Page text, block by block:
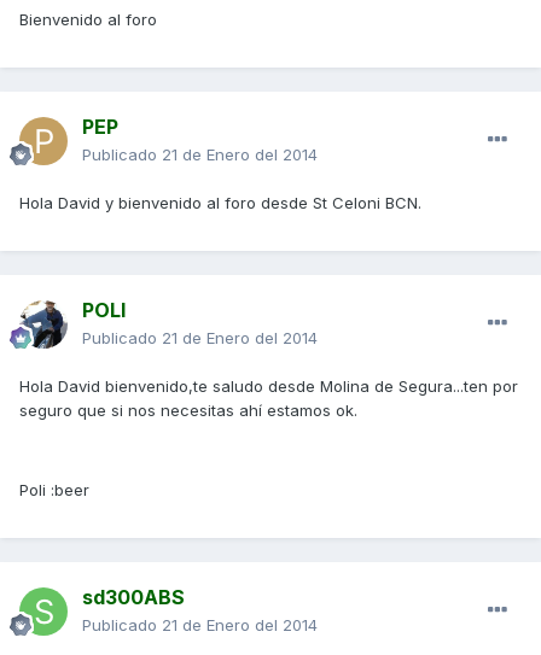
Bienvenido al foro
PEP
Publicado 21 de Enero del 2014
Hola David y bienvenido al foro desde St Celoni BCN.
POLI
Publicado 21 de Enero del 2014
Hola David bienvenido,te saludo desde Molina de Segura...ten por
seguro que si nos necesitas ahí estamos ok.
Poli :beer
sd300ABS
Publicado 21 de Enero del 2014